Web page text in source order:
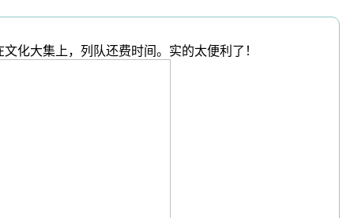
大集上，列队还费时间。实的太便利了！